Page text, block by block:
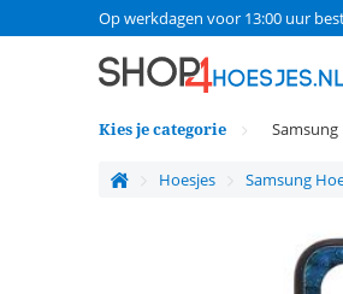
Op werkdagen voor 13:00 uur
Kies je categorie Samsung
Hoesjes Samsung